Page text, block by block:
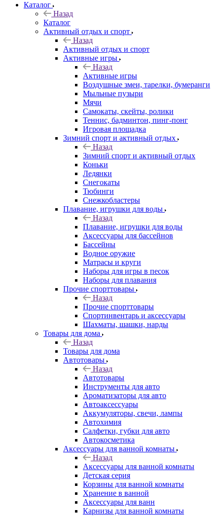
Каталог
Назад
Каталог
Активный отдых и спорт
Назад
Активный отдых и спорт
Активные игры
Назад
Активные игры
Воздушные змеи, тарелки, бумеранги
Мыльные пузыри
Мячи
Самокаты, скейты, ролики
Теннис, бадминтон, пинг-понг
Игровая площадка
Зимний спорт и активный отдых
Назад
Зимний спорт и активный отдых
Коньки
Ледянки
Снегокаты
Тюбинги
Снежкобластеры
Плавание, игрушки для воды
Назад
Плавание, игрушки для воды
Аксессуары для бассейнов
Бассейны
Водное оружие
Матрасы и круги
Наборы для игры в песок
Наборы для плавания
Прочие спорттовары
Назад
Прочие спорттовары
Спортинвентарь и аксессуары
Шахматы, шашки, нарды
Товары для дома
Назад
Товары для дома
Автотовары
Назад
Автотовары
Инструменты для авто
Ароматизаторы для авто
Автоаксессуары
Аккумуляторы, свечи, лампы
Автохимия
Салфетки, губки для авто
Автокосметика
Аксессуары для ванной комнаты
Назад
Аксессуары для ванной комнаты
Детская серия
Корзины для ванной комнаты
Хранение в ванной
Аксессуары для ванн
Карнизы для ванной комнаты